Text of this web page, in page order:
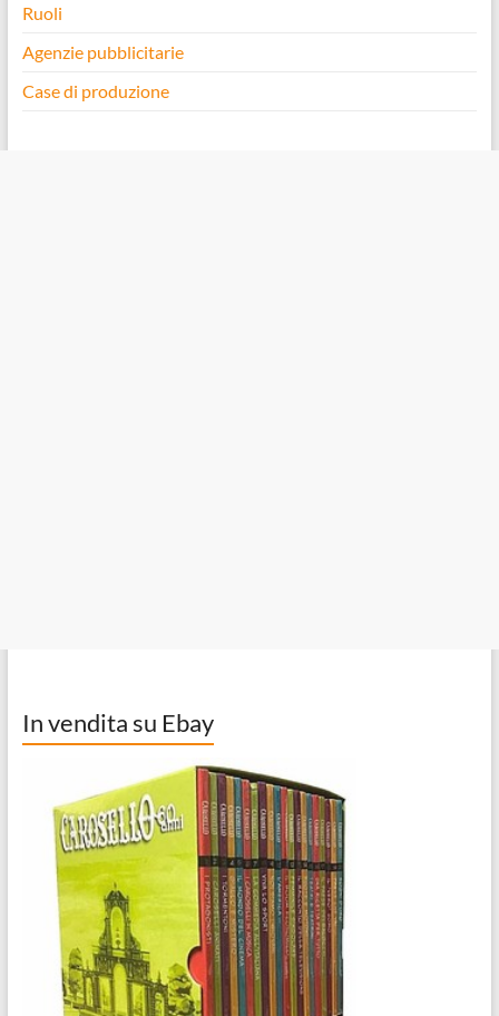
Ruoli
Agenzie pubblicitarie
Case di produzione
In vendita su Ebay